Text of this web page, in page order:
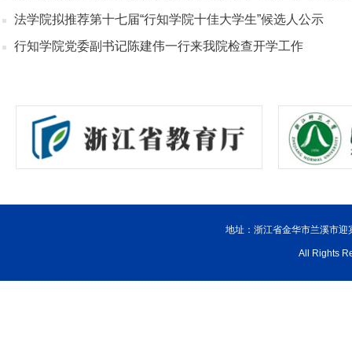
法学院拟推荐第十七届“行知学院十佳大学生”候选人公示
行知学院党委副书记陈建伟一行来我院检查开学工作
地址：浙江省金华市兰溪
All Rights